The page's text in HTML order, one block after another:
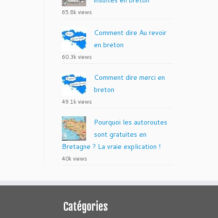
65.8k views
Comment dire Au revoir
en breton
60.3k views
Comment dire merci en
breton
49.1k views
Pourquoi les autoroutes
sont gratuites en
Bretagne ? La vraie explication !
40k views
Catégories